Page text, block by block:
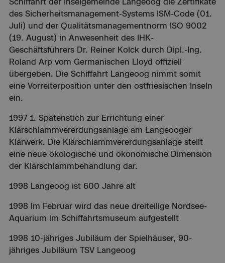
des Sicherheitsmanagement-Systems ISM-Code (01.
Juli) und der Qualitätsmanagementnorm ISO 9002
(19. August) in Anwesenheit des IHK-
Geschäftsführers Dr. Reiner Kolck durch Dipl.-Ing.
Roland Arp vom Germanischen Lloyd offiziell
übergeben. Die Schiffahrt Langeoog nimmt somit
eine Vorreiterposition unter den ostfriesischen Inseln
ein.
1997 1. Spatenstich zur Errichtung einer
Klärschlammvererdungsanlage am Langeooger
Klärwerk. Die Klärschlammvererdungsanlage stellt
eine neue ökologische und ökonomische Dimension
der Klärschlammbehandlung dar.
1998 Langeoog ist 600 Jahre alt
1998 Im Februar wird das neue dreiteilige Nordsee-
Aquarium im Schiffahrtsmuseum aufgestellt
1998 10-jähriges Jubiläum der Spielhäuser, 90-
jähriges Jubiläum TSV Langeoog